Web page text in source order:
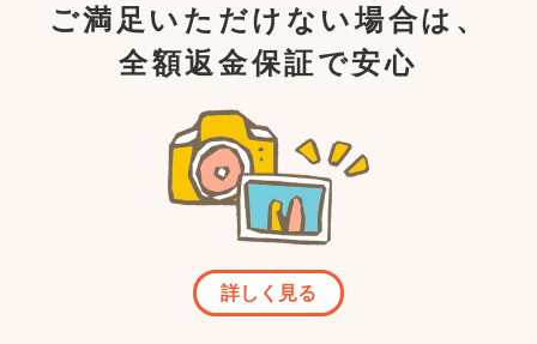
ご満足いただけない場合は、
全額返金保証で安心
詳しく見る